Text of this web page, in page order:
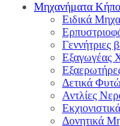
Μηχανήματα
Ειδικά
Γεννήτριες
Εξαγωγέας
Δετικά
Αντλίες
Δονητικά